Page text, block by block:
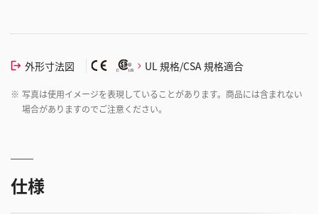
外形寸法図 UL 規格/CSA 規格適合
※ 写真は使用イメージを表現していることがあります。商品には含まれない
場合がありますのでご注意ください。
仕様